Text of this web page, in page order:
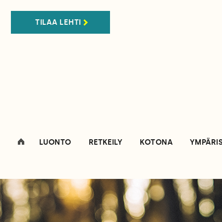
TILAA LEHTI
LUONTO RETKEILY KOTONA